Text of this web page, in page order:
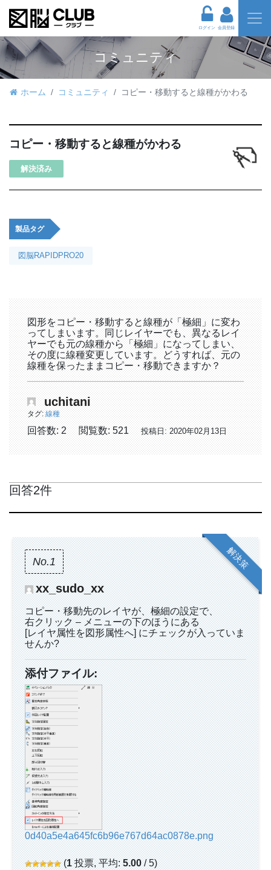
ログイン 会員登録
コミュニティ
ホーム コミュニティ コピー・移動すると線種がかわる
コピー・移動すると線種がかわる
解決済み
製品タグ
図脳RAPIDPRO20
図形をコピー・移動すると線種が「極細」に変わ
ってしまいます。同じレイヤーでも、異なるレイ
ヤーでも元の線種から「極細」になってしまい、
その度に線種変更しています。どうすれば、元の
線種を保ったままコピー・移動できますか？
uchitani
タグ:線種
回答数: 2 閲覧数: 521 投稿日: 2020年02月13日
回答2件
No.1
xx_sudo_xx
コピー・移動先のレイヤが、極細の設定で、
右クリック – メニューの下のほうにある
[レイヤ属性を図形属性へ] にチェックが入っていま
せんか?
添付ファイル:
0d40a5e4a645fc6b96e767d64ac0878e.png
(1投票, 平均:5.00/ 5)
解決策